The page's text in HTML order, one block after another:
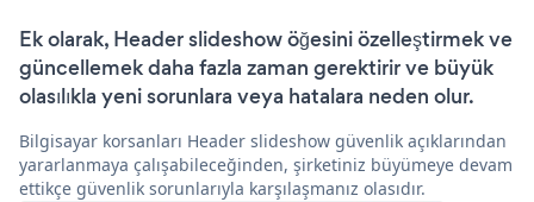
Ek olarak, Header slideshow öğesini özelleştirmek ve
güncellemek daha fazla zaman gerektirir ve büyük
olasılıkla yeni sorunlara veya hatalara neden olur.
Bilgisayar korsanları Header slideshow güvenlik açıklarından
yararlanmaya çalışabileceğinden, şirketiniz büyümeye devam
ettikçe güvenlik sorunlarıyla karşılaşmanız olasıdır.